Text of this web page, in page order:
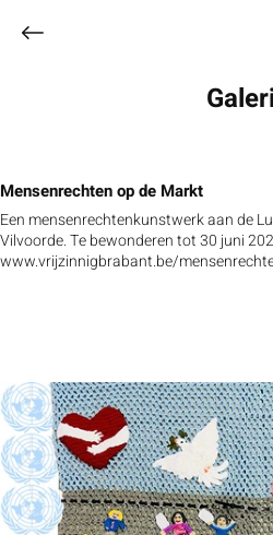
Mensenrechten op de Markt
Een mensenrechtenkunstwerk aan de
Vilvoorde. Te bewonderen tot 30 juni
www.vrijzinnigbrabant.be/